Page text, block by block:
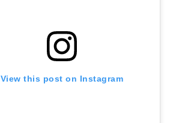
View this post on Instagram